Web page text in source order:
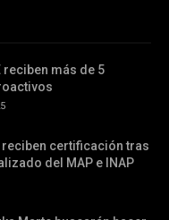
reciben más de 5
certificación tras
del MAP e INAP